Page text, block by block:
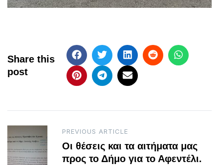
Share this
post
Post
navigation
PREVIOUS ARTICLE
Οι θέσεις και τα αιτήματα μας
προς το Δήμο για το Αφεντέλι.